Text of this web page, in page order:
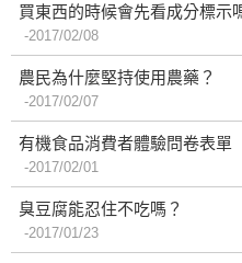
買東西的時候會先看成分標示
2017/02/08
農民為什麼堅持使用農藥？
2017/02/07
有機食品消費者體驗問卷表單
2017/02/01
臭豆腐能忍住不吃嗎？
2017/01/23